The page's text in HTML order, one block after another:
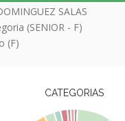
SALAS
(SENIOR - F)
(F)
CATEGORIAS